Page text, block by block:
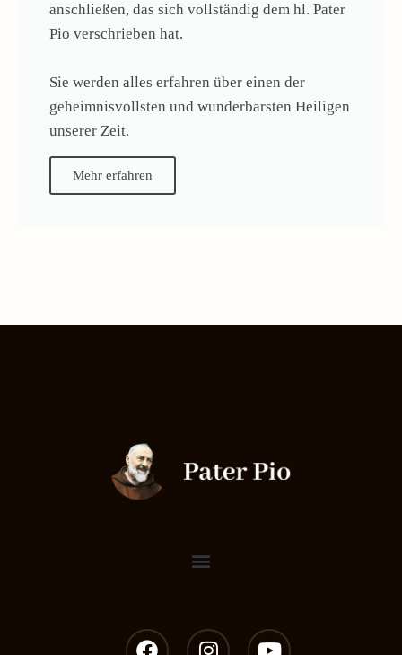
anschließen, das sich vollständig dem hl. Pater
Pio verschrieben hat.
Sie werden alles erfahren über einen der
geheimnisvollsten und wunderbarsten Heiligen
unserer Zeit.
Mehr erfahren